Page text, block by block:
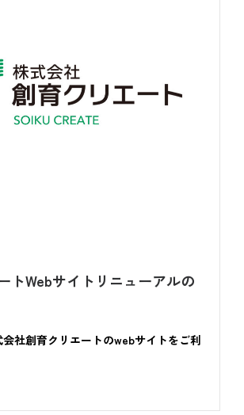
トwebサイトリニューアルの
社創育クリエートのwebサイトをご利